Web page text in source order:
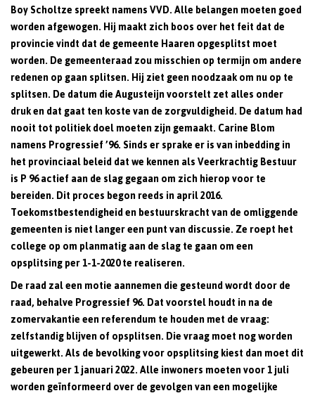
Boy Scholtze spreekt namens VVD. Alle belangen moeten goed
worden afgewogen. Hij maakt zich boos over het feit dat de
provincie vindt dat de gemeente Haaren opgesplitst moet
worden. De gemeenteraad zou misschien op termijn om andere
redenen op gaan splitsen. Hij ziet geen noodzaak om nu op te
splitsen. De datum die Augusteijn voorstelt zet alles onder
druk en dat gaat ten koste van de zorgvuldigheid. De datum had
nooit tot politiek doel moeten zijn gemaakt.Carine Blom
namens Progressief ’96. Sinds er sprake er is van inbedding in
het provinciaal beleid dat we kennen als Veerkrachtig Bestuur
is P 96 actief aan de slag gegaan om zich hierop voor te
bereiden. Dit proces begon reeds in april 2016.
Toekomstbestendigheid en bestuurskracht van de omliggende
gemeenten is niet langer een punt van discussie. Ze roept het
college op om planmatig aan de slag te gaan om een
opsplitsing per 1-1-2020 te realiseren.
De raad zal een motie aannemen die gesteund wordt door de
raad, behalve Progressief 96. Dat voorstel houdt in na de
zomervakantie een referendum te houden met de vraag:
zelfstandig blijven of opsplitsen. Die vraag moet nog worden
uitgewerkt. Als de bevolking voor opsplitsing kiest dan moet dit
gebeuren per 1 januari 2022. Alle inwoners moeten voor 1 juli
worden geïnformeerd over de gevolgen van een mogelijke